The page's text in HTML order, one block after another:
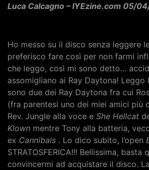
Luca Calcagno – IYEzine.com 05/
Ho messo su il disco senza leggere
preferisco fare così per non farmi
che leggo, così mi sono detto…
assomigliano ai Ray Daytona! Leggo
sono due dei Ray Daytona fra cui
(fra parentesi uno dei miei amici più
Rev. Jungle alla voce e She Hellcat
Klown mentre Tony alla batteria,
ex Cannibals . Lo dico subito, l’open
STRATOSFERICA!!! Bellissima, basta
convincermi ad acquistare il disco.